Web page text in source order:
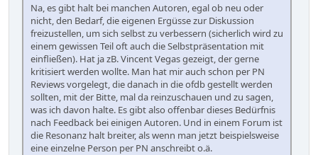
Na, es gibt halt bei manchen Autoren, egal ob neu oder
nicht, den Bedarf, die eigenen Ergüsse zur Diskussion
freizustellen, um sich selbst zu verbessern (sicherlich wird zu
einem gewissen Teil oft auch die Selbstpräsentation mit
einfließen). Hat ja zB. Vincent Vegas gezeigt, der gerne
kritisiert werden wollte. Man hat mir auch schon per PN
Reviews vorgelegt, die danach in die ofdb gestellt werden
sollten, mit der Bitte, mal da reinzuschauen und zu sagen,
was ich davon halte. Es gibt also offenbar dieses Bedürfnis
nach Feedback bei einigen Autoren. Und in einem Forum ist
die Resonanz halt breiter, als wenn man jetzt beispielsweise
eine einzelne Person per PN anschreibt o.ä.